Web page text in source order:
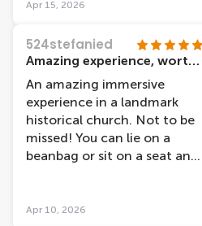
problem with these things.
Apr 15, 2026
524stefanied
Amazing experience, worth ever penny
An amazing immersive
experience in a landmark
historical church. Not to be
missed! You can lie on a
beanbag or sit on a seat and
van Gogh and Rembrandt.
Apr 10, 2026